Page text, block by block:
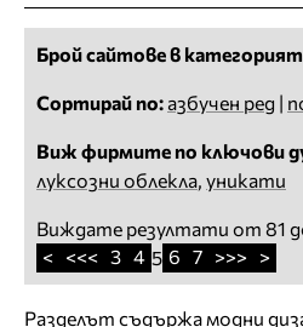
Брой сайтове в
Сортирай по: азбучен ред |
Виж фирмите по ключови
луксозни облекла, уникати
Виждате резултати от 81
< <<< 3 4 5 6 7 >>> >
Разделът съдържа модни